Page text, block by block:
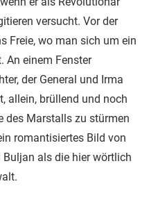
versucht. Vor der
Freie, wo man sich um ein
An einem Fenster
der General und Irma
allein, brüllend und noch
des Marstalls zu stürmen
romantisiertes Bild von
als die hier wörtlich